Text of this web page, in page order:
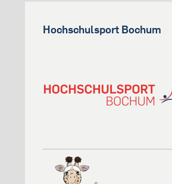
Hochschulsport Bochum